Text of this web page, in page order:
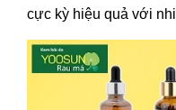
cực kỳ hiệu quả với